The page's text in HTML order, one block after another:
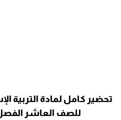
تحضير كامل لمادة التربية
للصف العاشر الفصل